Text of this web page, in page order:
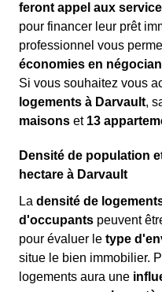
feront appel aux
pour financer leur prêt
professionnel vous
économies en
Si vous souhaitez vous
logements à Darvault,
maisons et 13
Densité de population
hectare à Darvault
La densité de
d'occupants peuvent
pour évaluer le type
situe le bien immobilier.
logements aura une